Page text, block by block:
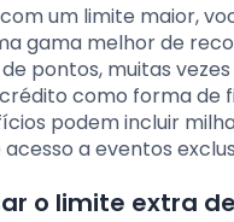
um limite maior,
gama melhor de
pontos, muitas
como forma de
podem incluir
a eventos
o limite extra